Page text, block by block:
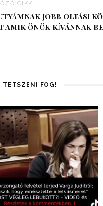
CIKK
JOBB OLTÁSI
AMIK ÖNÖK KÍVÁNNAK
TETSZENI FOG!